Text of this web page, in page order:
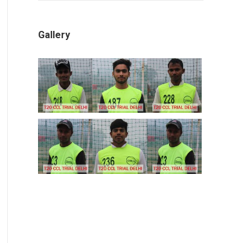
Gallery